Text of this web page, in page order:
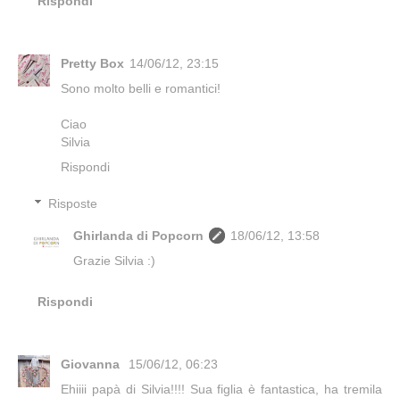
Pretty Box 14/06/12, 23:15
Sono molto belli e romantici!
Ciao
Silvia
Rispondi
Risposte
Ghirlanda di Popcorn
18/06/12, 13:58
Grazie Silvia :)
Rispondi
Giovanna
15/06/12, 06:23
Ehiiii papà di Silvia!!!! Sua figlia è fantastica, ha tremila